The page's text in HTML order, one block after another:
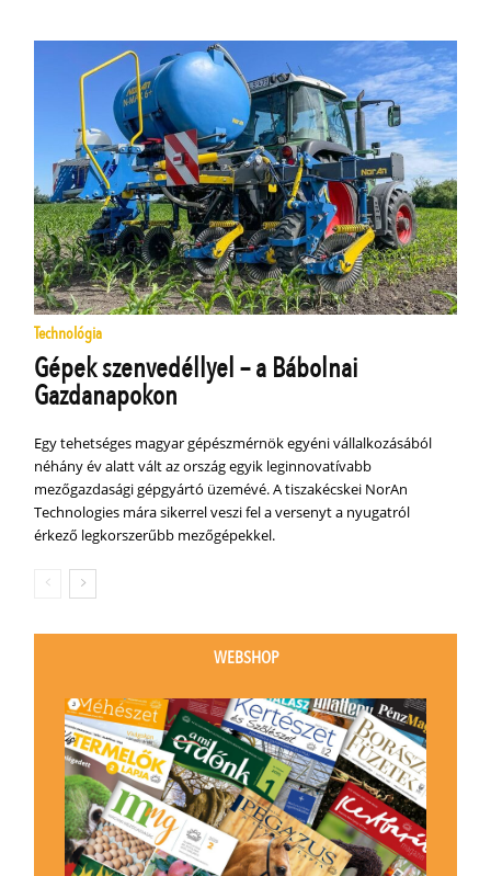
Technológia
Gépek szenvedéllyel – a Bábolnai
Gazdanapokon
Egy tehetséges magyar gépészmérnök egyéni vállalkozásából
néhány év alatt vált az ország egyik leginnovatívabb
mezőgazdasági gépgyártó üzemévé. A tiszakécskei NorAn
Technologies mára sikerrel veszi fel a versenyt a nyugatról
érkező legkorszerűbb mezőgépekkel.
WEBSHOP